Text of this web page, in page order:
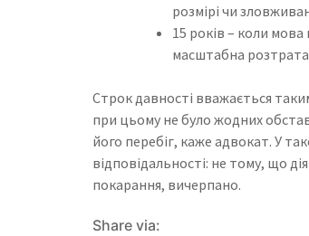
розмірі чи
15 років – коли мова
масштабна розтрата
Строк давності вважається
при цьому не було жодних
його перебіг, каже адвокат. У
відповідальності: не тому, що
покарання, вичерпано.
Share via: